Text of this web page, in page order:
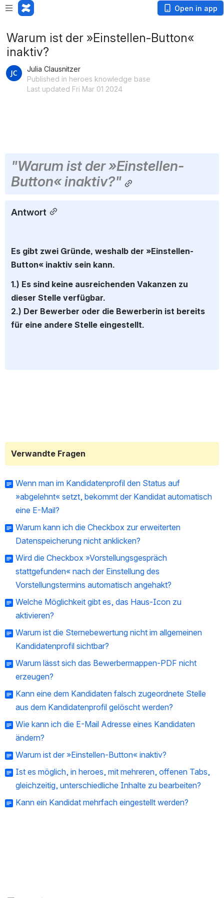
Open in app
Warum ist der »Einstellen-Button«
inaktiv?
Julia Clausnitzer
Published in heroes knowledge base
Last updated Fri Mar 01 2024
"Warum ist der »Einstellen-
Button« inaktiv?"
Antwort
Es gibt zwei Gründe, weshalb der »Einstellen-
Button« inaktiv sein kann.
1.) Es sind keine ausreichenden Vakanzen zu
dieser Stelle verfügbar.
2.) Der Bewerber oder die Bewerberin ist bereits
für eine andere Stelle eingestellt.
Verwandte Fragen
Wenn man im Kandidatenprofil den Status auf
»abgelehnt« setzt, bekommt der Kandidat automatisch
eine E-Mail?
Warum kann ich die Checkbox zur erweiterten
Datenspeicherung nicht anklicken?
Wird die Checkbox »Vorstellungsgespräch
stattgefunden« nach der Einstellung des
Vorstellungstermins automatisch angehakt?
Welche Möglichkeit gibt es, das Haus-Icon zu
aktivieren?
Warum ist die Sternebewertung nicht im allgemeinen
Kandidatenprofil sichtbar?
Warum lässt sich das Bewerbermappen-PDF nicht
erzeugen?
Kann eine dem Kandidaten falsch zugeordnete Stelle
aus dem Kandidatenprofil gelöscht werden?
Wie kann ich die E-Mail Adresse eines Kandidaten
ändern?
Warum ist der »Einstellen-Button« inaktiv?
Ist es möglich, in heroes, mit mehreren, offenen Tabs,
gleichzeitig, unterschiedliche Inhalte zu bearbeiten?
Kann ein Kandidat mehrfach eingestellt werden?